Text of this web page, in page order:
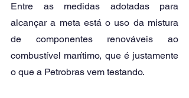
Entre as medidas adotadas para
alcançar a meta está o uso da mistura
de componentes renováveis ao
combustível marítimo, que é justamente
o que a Petrobras vem testando.